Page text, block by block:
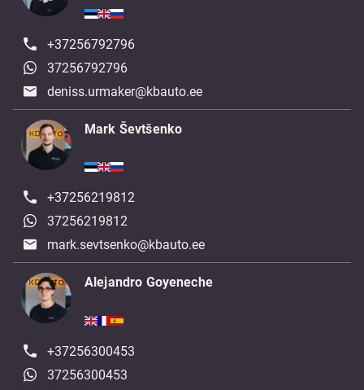
+37256792796
37256792796
deniss.urmaker@kbauto.ee
Mark Ševtšenko
+37256219812
37256219812
mark.sevtsenko@kbauto.ee
Alejandro Goyeneche
+37256300453
37256300453